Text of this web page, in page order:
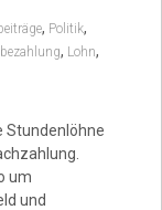
, Politik,
, Lohn,
Stundenlöhne
um
und